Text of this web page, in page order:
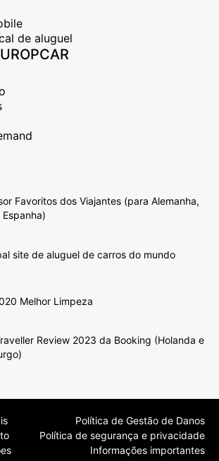
de aluguel
Favoritos dos Viajantes (para Alemanha,
site de aluguel de carros do mundo
Melhor Limpeza
Review 2023 da Booking (Holanda e
Política de Gestão de Danos
Política de segurança e privacidade
Informações importantes